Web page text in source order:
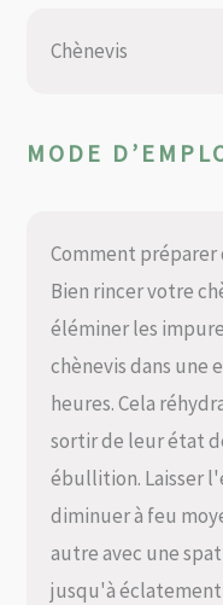
Chènevis
MODE
Comment préparer
Bien rincer votre
éléminer les
chènevis dans une
heures. Cela
sortir de leur état
ébullition. Laisser
diminuer à feu
autre avec une
jusqu'à